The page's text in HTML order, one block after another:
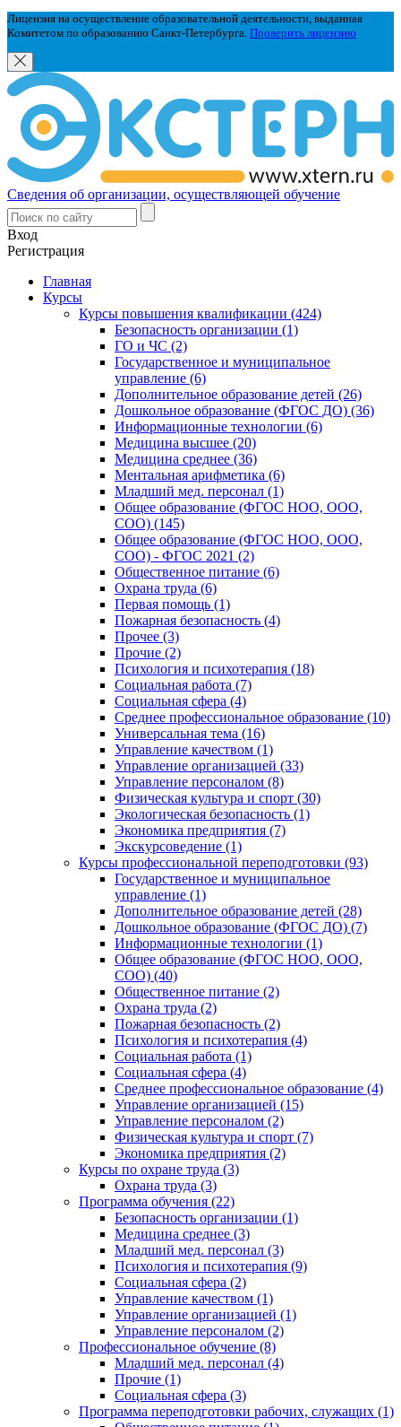
Лицензия на осуществление образовательной деятельности, выданная
Комитетом по образованию Санкт-Петербурга. Проверить лицензию
Сведения об организации, осуществляющей обучение
Вход
Регистрация
Главная
Курсы
Курсы повышения квалификации (424)
Безопасность организации (1)
ГО и ЧС (2)
Государственное и муниципальное
управление (6)
Дополнительное образование детей (26)
Дошкольное образование (ФГОС ДО) (36)
Информационные технологии (6)
Медицина высшее (20)
Медицина среднее (36)
Ментальная арифметика (6)
Младший мед. персонал (1)
Общее образование (ФГОС НОО, ООО,
СОО) (145)
Общее образование (ФГОС НОО, ООО,
СОО) - ФГОС 2021 (2)
Общественное питание (6)
Охрана труда (6)
Первая помощь (1)
Пожарная безопасность (4)
Прочее (3)
Прочие (2)
Психология и психотерапия (18)
Социальная работа (7)
Социальная сфера (4)
Среднее профессиональное образование (10)
Универсальная тема (16)
Управление качеством (1)
Управление организацией (33)
Управление персоналом (8)
Физическая культура и спорт (30)
Экологическая безопасность (1)
Экономика предприятия (7)
Экскурсоведение (1)
Курсы профессиональной переподготовки (93)
Государственное и муниципальное
управление (1)
Дополнительное образование детей (28)
Дошкольное образование (ФГОС ДО) (7)
Информационные технологии (1)
Общее образование (ФГОС НОО, ООО,
СОО) (40)
Общественное питание (2)
Охрана труда (2)
Пожарная безопасность (2)
Психология и психотерапия (4)
Социальная работа (1)
Социальная сфера (4)
Среднее профессиональное образование (4)
Управление организацией (15)
Управление персоналом (2)
Физическая культура и спорт (7)
Экономика предприятия (2)
Курсы по охране труда (3)
Охрана труда (3)
Программа обучения (22)
Безопасность организации (1)
Медицина среднее (3)
Младший мед. персонал (3)
Психология и психотерапия (9)
Социальная сфера (2)
Управление качеством (1)
Управление организацией (1)
Управление персоналом (2)
Профессиональное обучение (8)
Младший мед. персонал (4)
Прочие (1)
Социальная сфера (3)
Программа переподготовки рабочих, служащих (1)